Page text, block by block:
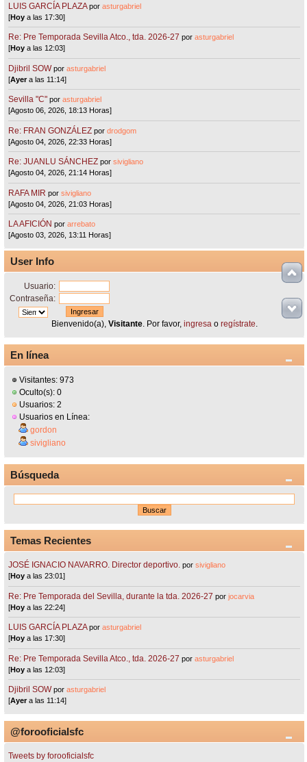
LUIS GARCÍA PLAZA porasturgabriel
[Hoy a las 17:30]
Re: Pre Temporada Sevilla Atco., tda. 2026-27 porasturgabriel
[Hoy a las 12:03]
Djibril SOW porasturgabriel
[Ayera las 11:14]
Sevilla "C"porasturgabriel
[Agosto 06, 2026, 18:13 Horas]
Re: FRAN GONZÁLEZ pordrodgom
[Agosto 04, 2026, 22:33 Horas]
Re: JUANLU SÁNCHEZ porsivigliano
[Agosto 04, 2026, 21:14 Horas]
RAFA MIR porsivigliano
[Agosto 04, 2026, 21:03 Horas]
LA AFICIÓN porarrebato
[Agosto 03, 2026, 13:11 Horas]
User Info
Usuario:
Contraseña:
Bienvenido(a), Visitante. Por favor, ingresao regístrate.
En línea
Visitantes: 973
Oculto(s): 0
Usuarios: 2
Usuarios en Línea:
gordon
sivigliano
Búsqueda
Temas Recientes
JOSÉ IGNACIO NAVARRO. Director deportivo. porsivigliano
[Hoy a las 23:01]
Re: Pre Temporada del Sevilla, durante la tda. 2026-27 porjocarvia
[Hoy a las 22:24]
LUIS GARCÍA PLAZA porasturgabriel
[Hoy a las 17:30]
Re: Pre Temporada Sevilla Atco., tda. 2026-27 porasturgabriel
[Hoy a las 12:03]
Djibril SOW porasturgabriel
[Ayera las 11:14]
@forooficialsfc
Tweets by forooficialsfc